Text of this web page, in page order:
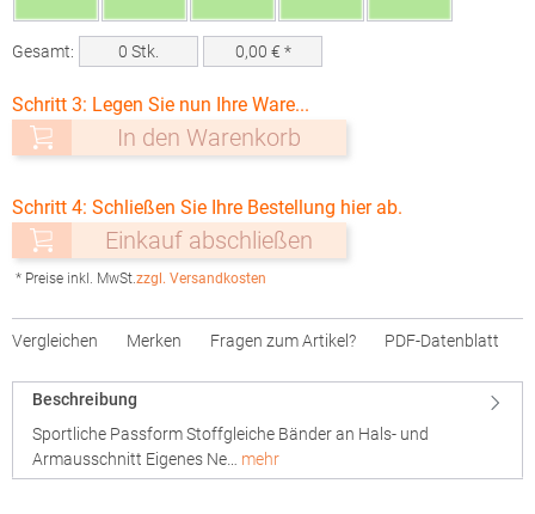
Gesamt: 0 Stk. 0,00 € *
Schritt 3: Legen Sie nun Ihre Ware...
In den Warenkorb
Schritt 4: Schließen Sie Ihre Bestellung hier ab.
Einkauf abschließen
* Preise inkl. MwSt.zzgl. Versandkosten
Vergleichen Merken Fragen zum Artikel? PDF-Datenblatt
Beschreibung
Sportliche Passform Stoffgleiche Bänder an Hals- und
Armausschnitt Eigenes Ne… mehr